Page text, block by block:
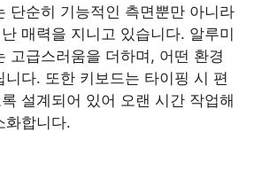
단순히 기능적인 측면뿐만 아니라
매력을 지니고 있습니다. 알루미
고급스러움을 더하며, 어떤 환경
니다. 또한 키보드는 타이핑 시 편
설계되어 있어 오랜 시간 작업해
화합니다.